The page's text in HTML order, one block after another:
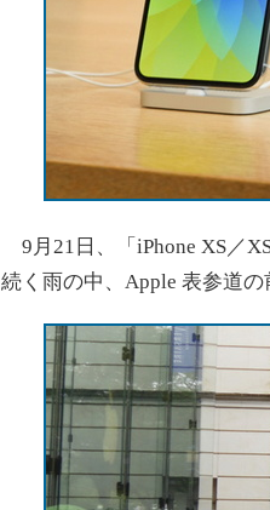
9月21日、「iPhone XS／
続く雨の中、Apple 表参道